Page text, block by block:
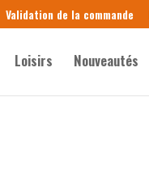
Validation de la commande
Loisirs Nouveautés